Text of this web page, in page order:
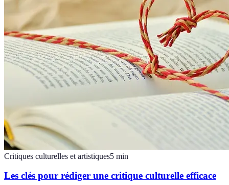
Critiques culturelles et artistiques5 min
Les clés pour rédiger une critique culturelle efficace